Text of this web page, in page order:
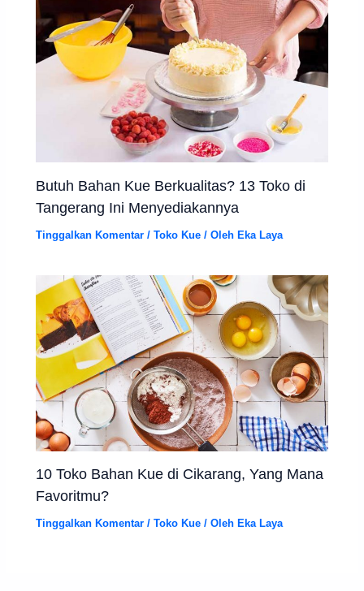
Butuh Bahan Kue Berkualitas? 13 Toko di
Tangerang Ini Menyediakannya
Tinggalkan Komentar /Toko Kue / OlehEka Laya
10 Toko Bahan Kue di Cikarang, Yang Mana
Favoritmu?
Tinggalkan Komentar /Toko Kue / Oleh Eka Laya